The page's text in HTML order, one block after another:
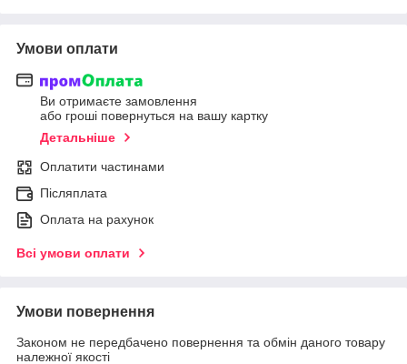
Умови оплати
Ви отримаєте замовлення
або гроші повернуться на вашу картку
Детальніше
Оплатити частинами
Післяплата
Оплата на рахунок
Всі умови оплати
Умови повернення
Законом не передбачено повернення та обмін даного товару
належної якості